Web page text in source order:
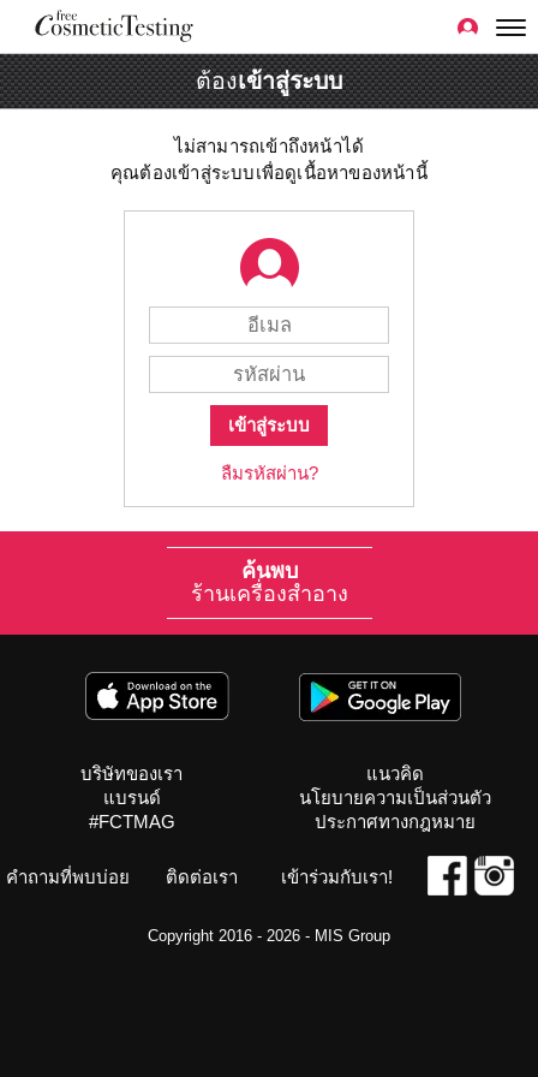
ต้องเข้าสู่ระบบ
ไม่สามารถเข้าถึงหน้าได้
คุณต้องเข้าสู่ระบบเพื่อดูเนื้อหาของหน้านี้
เข้าสู่ระบบ
ลืมรหัสผ่าน?
ค้นพบ
ร้านเครื่องสำอาง
บริษัทของเรา
แบรนด์
#FCTMAG
แนวคิด
นโยบายความเป็นส่วนตัว
ประกาศทางกฎหมาย
คำถามที่พบบ่อย ติดต่อเรา เข้าร่วมกับเรา!
Copyright 2016 - 2026 - MIS Group